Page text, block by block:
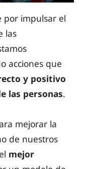
por impulsar el
las
acciones que
y positivo
las personas.
mejorar la
de nuestros
mejor